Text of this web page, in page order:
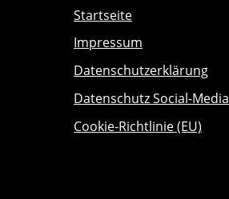
Startseite
Impressum
Datenschutzerklärung
Datenschutz Social-Media
Cookie-Richtlinie (EU)